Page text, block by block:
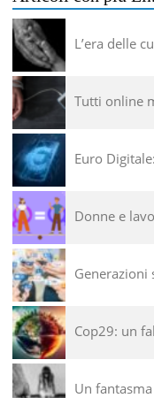
L’era delle
Tutti online
Euro
Donne e
Generazioni
Cop29: un
Un